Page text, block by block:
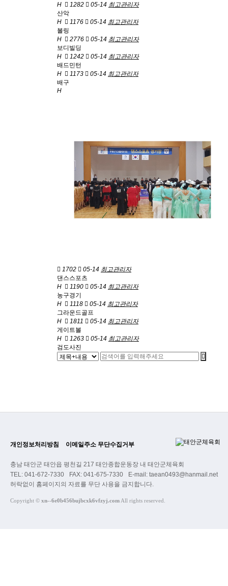
H
1282 05-14 최고관리자
산악
H
1176 05-14 최고관리자
볼링
H
2776 05-14 최고관리자
보디빌딩
H
1242 05-14 최고관리자
배드민턴
H
1173 05-14 최고관리자
배구
H
1702 05-14 최고관리자
댄스스포츠
H
1190 05-14 최고관리자
농구경기
H
1118 05-14 최고관리자
그라운드골프
H
1811 05-14 최고관리자
게이트볼
H
1263 05-14 최고관리자
검도사진
개인정보처리방침 이메일주소 무단수집거부
충남 태안군 태안읍 평천길 217 태안종합운동장 내 태안군체육회
TEL: 041-672-7330
FAX: 041-675-7330
E-mail: taean0493@hanmail.net
허락없이 홈페이지의 자료를 무단 사용을 금지합니다.
Copyright © xn--6e0b456bujbcxk6vfzyj.com All rights reserved.